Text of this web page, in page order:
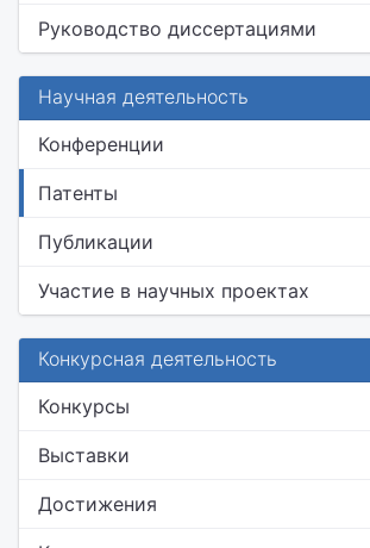
Руководство диссертациями
Научная деятельность
Конференции
Патенты
Публикации
Участие в научных проектах
Конкурсная деятельность
Конкурсы
Выставки
Достижения